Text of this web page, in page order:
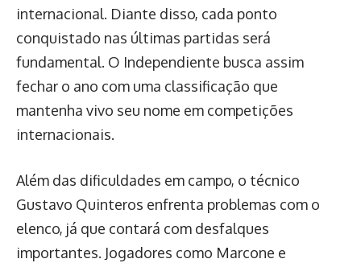
internacional. Diante disso, cada ponto
conquistado nas últimas partidas será
fundamental. O Independiente busca assim
fechar o ano com uma classificação que
mantenha vivo seu nome em competições
internacionais.
Além das dificuldades em campo, o técnico
Gustavo Quinteros enfrenta problemas com o
elenco, já que contará com desfalques
importantes. Jogadores como Marcone e